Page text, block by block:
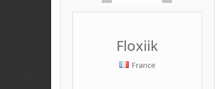
Floxiik
France